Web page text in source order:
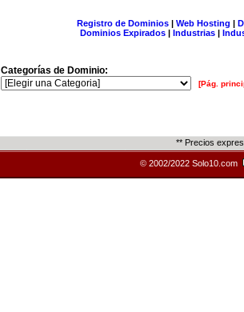
Registro de Dominios| Web Hosting |
Dominios Expirados | Industrias |
Categorías de Dominio:
[Pág.
** Precios
© 2002/2022 Solo10.com